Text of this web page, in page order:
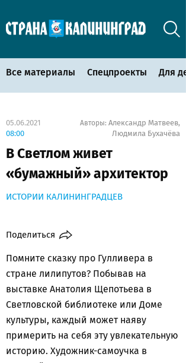
Все материалы Спецпроекты Для
05.06.2021
08:00
Авторы: Александр Матвеев,
Людмила Бухачёва
В Светлом живет
«бумажный» архитектор
ИСТОРИИ КАЛИНИНГРАДЦЕВ
Поделиться
Помните сказку про Гулливера в
стране лилипутов? Побывав на
выставке Анатолия Щепотьева в
Светловской библиотеке или Доме
культуры, каждый может наяву
примерить на себя эту увлекательную
историю. Художник-самоучка в